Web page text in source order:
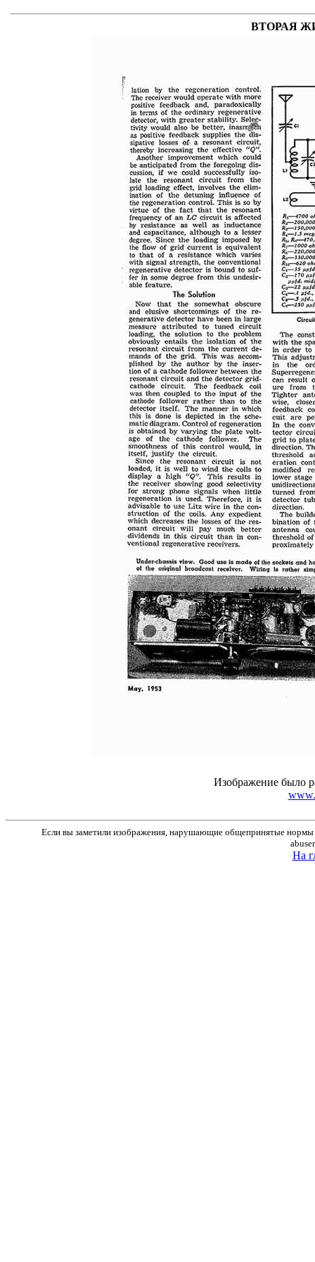
ВТОРАЯ
Изображение было
Если вы заметили изображения, нарушающие общепринятые нормы
На